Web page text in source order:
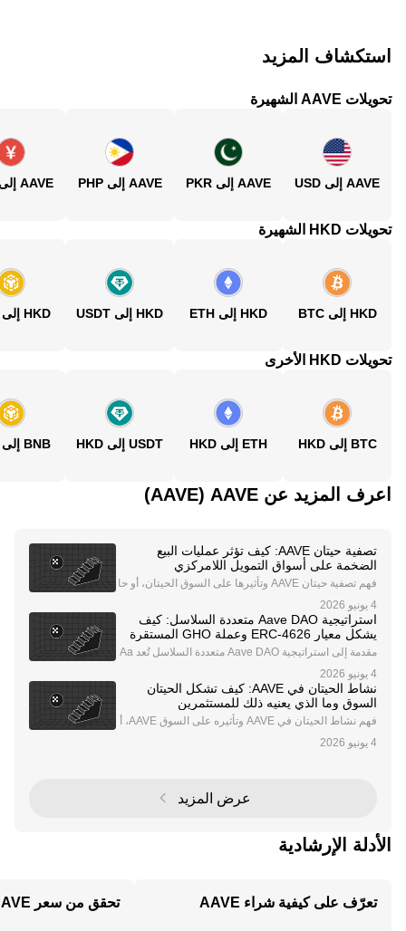
استكشاف المزيد
تحويلات AAVE الشهيرة
AAVE إلى USD AAVE إلى PKR AAVE إلى PHP AAVE إلى CNY
تحويلات HKD الشهيرة
HKD إلى BTC HKD إلى ETH HKD إلى USDT HKD إلى BNB
تحويلات HKD الأخرى
BTC إلى HKD ETH إلى HKD USDT إلى HKD BNB إلى HKD
اعرف المزيد عن‏ AAVE (‏AAVE)
تصفية حيتان AAVE: كيف تؤثر عمليات البيع
الضخمة على أسواق التمويل اللامركزي
فهم تصفية حيتان AAVE وتأثيرها على السوق الحيتان، أو حا
ملو العملات الرقمية بكميات كبيرة، يلعبون دورًا محوريًا في
تشكيل ديناميكيات سوق العملات الرقمية. أنشطتهم، خاصة
في أصول مثل AAVE، بيتكوين، وإيثيريوم
استراتيجية Aave DAO متعددة السلاسل: كيف
يشكل معيار ERC-4626 وعملة GHO المستقرة
مستقبل التمويل اللامركزي
مقدمة إلى استراتيجية Aave DAO متعددة السلاسل تُعد Aa
ز الجهات التي تدفع حدود الابتكار في عالم العملات الرقمية.
تعمل Aave تحت هيكل منظمة مستقلة لا
نشاط الحيتان في AAVE: كيف تشكل الحيتان
السوق وما الذي يعنيه ذلك للمستثمرين
فهم نشاط الحيتان في AAVE وتأثيره على السوق AAVE، أ
ورًا لنشاط الحيتان الكبير. الحيتان - أصحاب الكميات الكبير
عرض المزيد
الأدلة الإرشادية
تعرّف على كيفية شراء AAVE تحقق من سعر AAVE